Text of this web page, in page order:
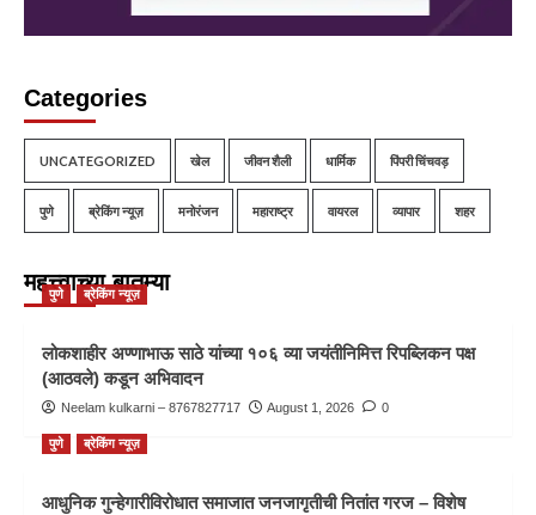
Categories
UNCATEGORIZED खेल जीवन शैली धार्मिक पिंपरी चिंचवड़
पुणे ब्रेकिंग न्यूज़ मनोरंजन महाराष्ट्र वायरल व्यापार शहर
महत्त्वाच्या बातम्या
पुणे ब्रेकिंग न्यूज़
लोकशाहीर अण्णाभाऊ साठे यांच्या १०६ व्या जयंतीनिमित्त रिपब्लिकन पक्ष
(आठवले) कडून अभिवादन
Neelam kulkarni – 8767827717 August 1, 2026 0
पुणे ब्रेकिंग न्यूज़
आधुनिक गुन्हेगारीविरोधात समाजात जनजागृतीची नितांत गरज – विशेष